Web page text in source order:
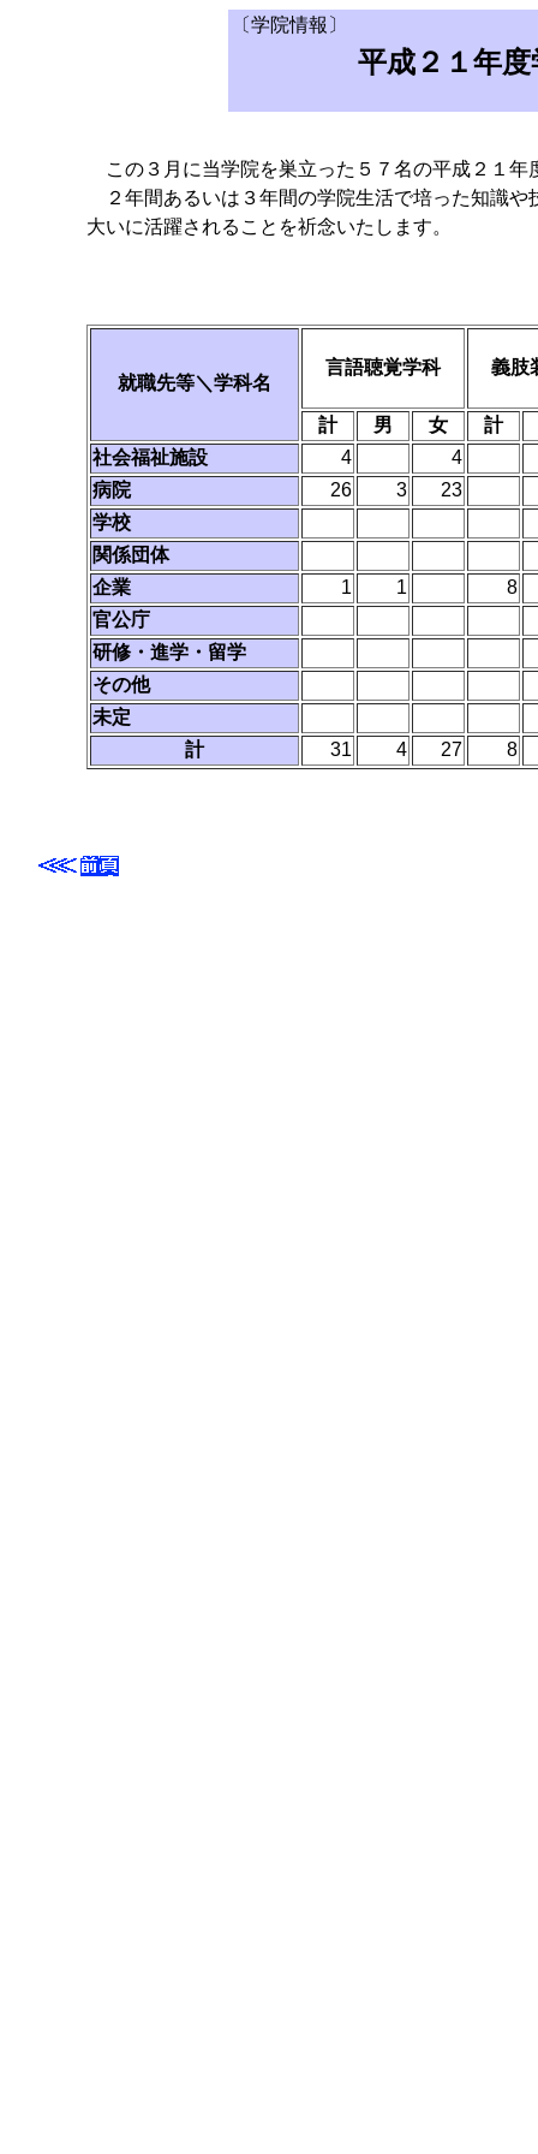
〔学院情報〕
平成２１年
この３月に当学院を巣立った５７名の平成２１年
２年間あるいは３年間の学院生活で培った知識や
大いに活躍されることを祈念いたします。
就職先等＼学科名
言語聴覚学科 義肢
計 男 女
計
社会福祉施設
4
4
病院
26 3
23
学校
関係団体
企業
1 1
8
官公庁
研修・進学・留学
その他
未定
計
31 4 27 8